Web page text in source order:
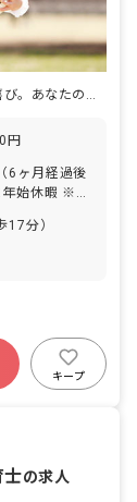
子どもたちの成長を一番近くで支える喜び。あなたの経験を活かしませんか？
円
6ヶ月経過後
始休暇 ※年
17分）
備
キープ
士の求人